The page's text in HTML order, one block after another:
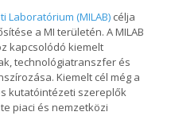
Laboratórium (MILAB) célja
a MI területén. A MILAB
kapcsolódó kiemelt
technológiatranszfer és
Kiemelt cél még a
kutatóintézeti szereplők
piaci és nemzetközi